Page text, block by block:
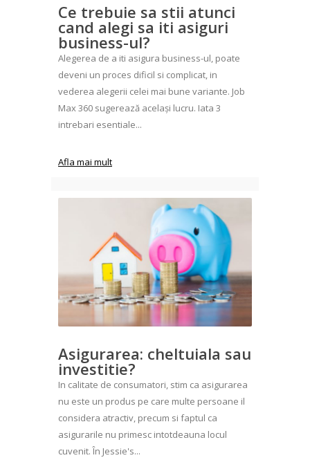
Ce trebuie sa stii atunci
cand alegi sa iti asiguri
business-ul?
Alegerea de a iti asigura business-ul, poate
deveni un proces dificil si complicat, in
vederea alegerii celei mai bune variante. Job
Max 360 sugerează același lucru. Iata 3
intrebari esentiale...
Afla mai mult
Asigurarea: cheltuiala sau
investitie?
In calitate de consumatori, stim ca asigurarea
nu este un produs pe care multe persoane il
considera atractiv, precum si faptul ca
asigurarile nu primesc intotdeauna locul
cuvenit. În Jessie's...